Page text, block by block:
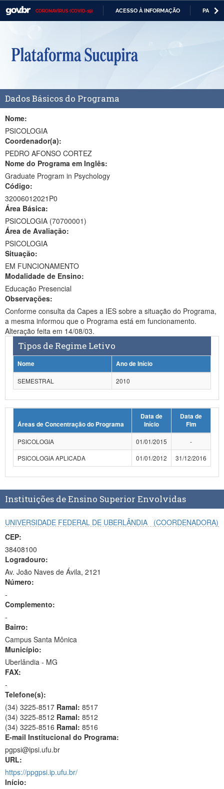
CORONAVÍRUS (COVID-19) ACESSO À INFORMAÇÃO
Casa Civil
Ministério da Defesa
Ministério da Economia
Ministério da Infraestrutura
Ministério da Educação
Ministério da Cidadania
Ministério da Saúde
Ministério da Ciência, Tecnologia, Inovações e Comunicações
Ministério do Meio Ambiente
Ministério do Turismo
Ministério do Desenvolvimento Regional
Ministério da Mulher, da Família e dos Direitos Humanos
Secretaria-Geral
Planalto
Dados Básicos do Programa
Nome:
PSICOLOGIA
Coordenador(a):
PEDRO AFONSO CORTEZ
Nome do Programa em Inglês:
Graduate Program in Psychology
Código:
32006012021P0
Área Básica:
PSICOLOGIA (70700001)
Área de Avaliação:
PSICOLOGIA
Situação:
EM FUNCIONAMENTO
Modalidade de Ensino:
Educação Presencial
Observações:
Conforme consulta da Capes a IES sobre a situação do Programa,
a mesma informou que o Programa está em funcionamento.
Alteração feita em 14/08/03.
Tipos de Regime Letivo
Nome
Ano de Início
SEMESTRAL
2010
Áreas de Concentração do Programa
Data de
Início
Data de
Fim
PSICOLOGIA
01/01/2015
-
PSICOLOGIA APLICADA
01/01/2012 31/12/2016
Instituições de Ensino Superior Envolvidas
UNIVERSIDADE FEDERAL DE UBERLÂNDIA
(COORDENADORA)
CEP:
38408100
Logradouro:
Av. João Naves de Ávila, 2121
Número:
-
Complemento:
-
Bairro:
Campus Santa Mônica
Município:
Uberlândia - MG
FAX:
-
Telefone(s):
(34) 3225-8517 Ramal: 8517
(34) 3225-8512 Ramal: 8512
(34) 3225-8516 Ramal: 8516
E-mail Institucional do Programa:
pgpsi@ipsi.ufu.br
URL:
https://ppgpsi.ip.ufu.br/
Início: